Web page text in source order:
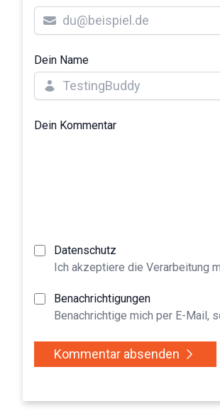
Dein Name
Dein Kommentar
Datenschutz
Ich akzeptiere die Verarbeitung
Benachrichtigungen
Benachrichtige mich per E-Mail,
Kommentar absenden